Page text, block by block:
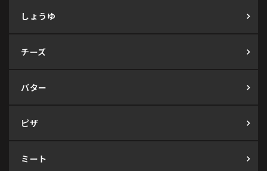
しょうゆ
チーズ
バター
ピザ
ミート